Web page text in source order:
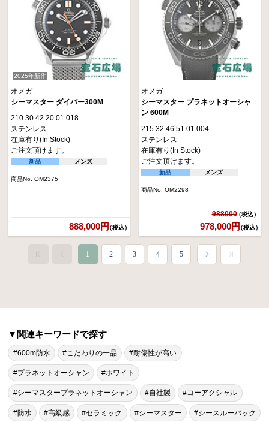
2025年新作
オメガ
シーマスター ダイバー300M
210.30.42.20.01.018
ステンレス
在庫有り(In Stock)
ご注文頂けます。
新品 メンズ
商品No. OM2375
888,000円（税込）
オメガ
シーマスター プラネットオーシャ
ン 600M
215.32.46.51.01.004
ステンレス
在庫有り(In Stock)
ご注文頂けます。
新品 メンズ
商品No. OM2298
988000
978,000円（税込）
1 2 3 4 5
▼関連キーワードで探す
#600m防水 #こだわりの一品 #耐傷性が高い
#プラネットオーシャン #ホワイト
#シーマスタープラネットオーシャン #自社製 #コーアクシャル
#防水 #高級感 #セラミック #シーマスター #シースルーバック